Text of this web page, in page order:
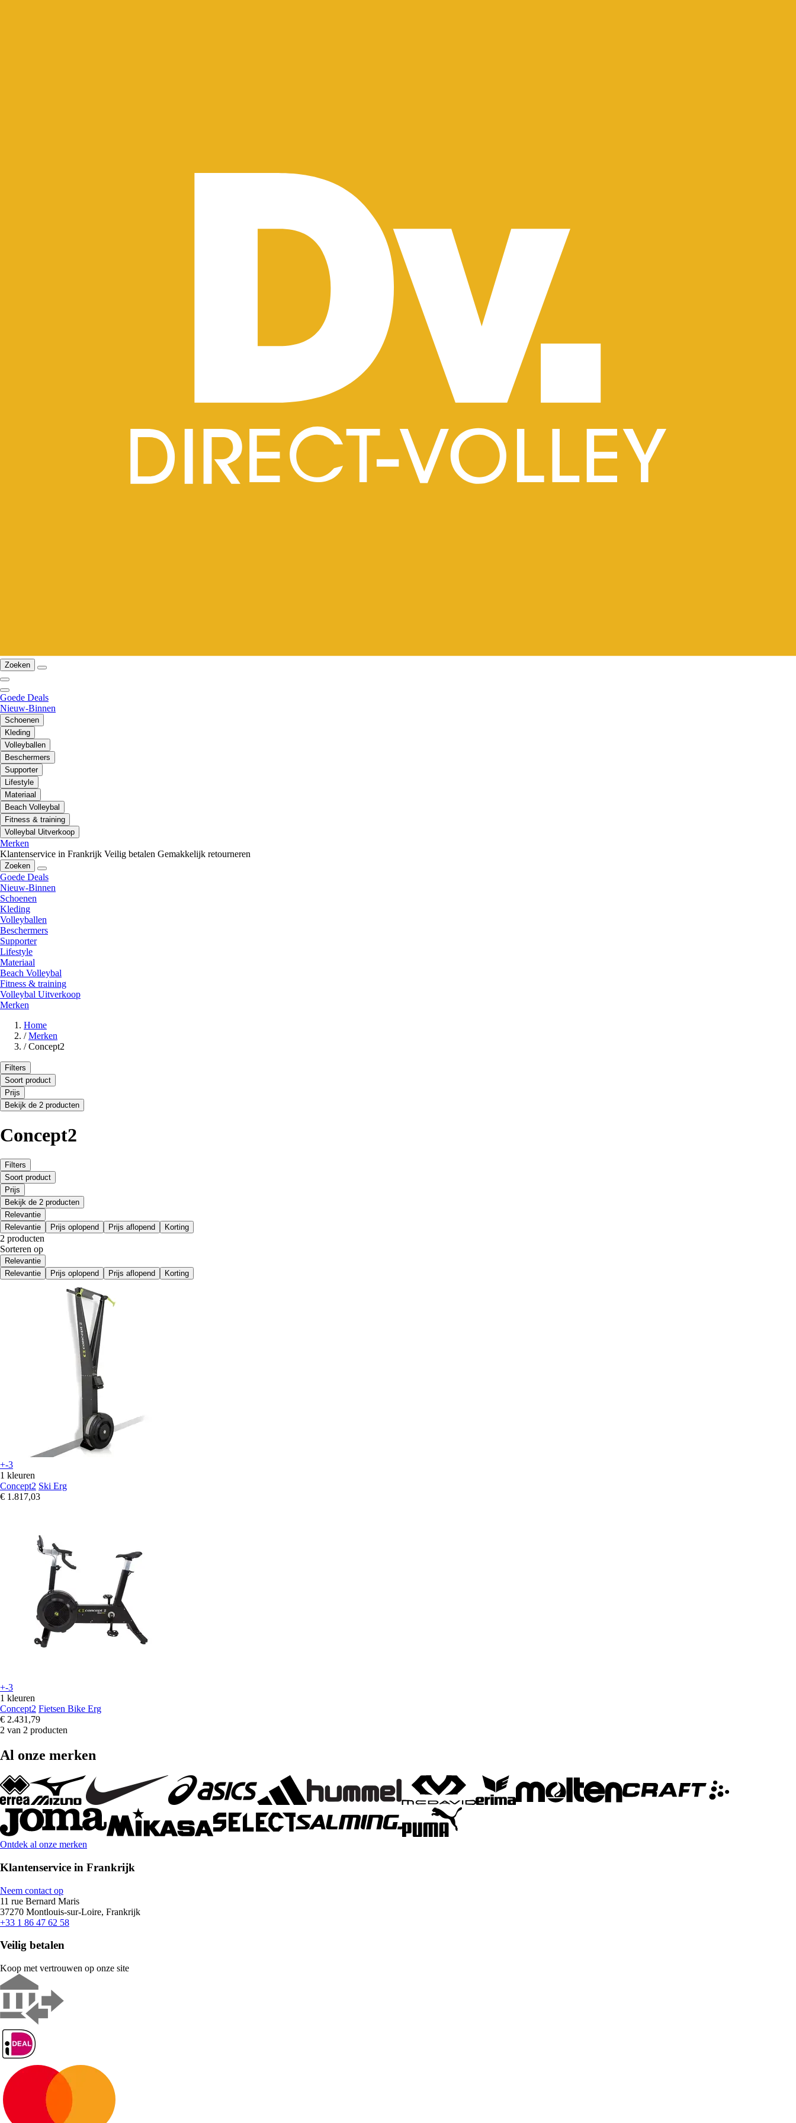
Zoeken
Goede Deals
Nieuw-Binnen
Schoenen
Kleding
Volleyballen
Beschermers
Supporter
Lifestyle
Materiaal
Beach Volleybal
Fitness & training
Volleybal Uitverkoop
Merken
Klantenservice in Frankrijk Veilig betalen Gemakkelijk retourneren
Zoeken
Goede Deals
Nieuw-Binnen
Schoenen
Kleding
Volleyballen
Beschermers
Supporter
Lifestyle
Materiaal
Beach Volleybal
Fitness & training
Volleybal Uitverkoop
Merken
Home
/ Merken
/ Concept2
Filters
Soort product
Prijs
Bekijk de 2 producten
Concept2
Filters
Soort product
Prijs
Bekijk de 2 producten
Relevantie
Relevantie
Prijs oplopend Prijs aflopend Korting
2 producten
Sorteren op
Relevantie
Relevantie
Prijs oplopend Prijs aflopend Korting
+-3
1 kleuren
Concept2 Ski Erg
€ 1.817,03
+-3
1 kleuren
Concept2 Fietsen Bike Erg
€ 2.431,79
2 van 2 producten
Al onze merken
Ontdek al onze merken
Klantenservice in Frankrijk
Neem contact op
11 rue Bernard Maris
37270 Montlouis-sur-Loire, Frankrijk
+33 1 86 47 62 58
Veilig betalen
Koop met vertrouwen op onze site